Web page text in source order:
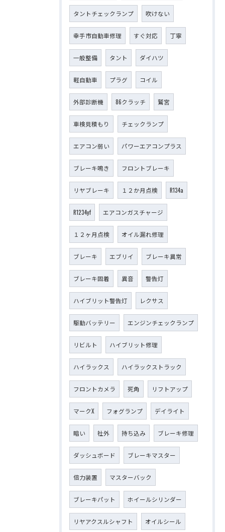
タントチェックランプ 吹けない
幸手市自動車修理 すぐ対応 丁寧
一般整備 タント ダイハツ
軽自動車 プラグ コイル
外部診断機 86クラッチ 鷲宮
車検見積もり チェックランプ
エアコン弱い パワーエアコンプラス
ブレーキ鳴き フロントブレーキ
リヤブレーキ １２か月点検 R134a
R1234yf エアコンガスチャージ
１２ヶ月点検 オイル漏れ修理
ブレーキ エブリイ ブレーキ異常
ブレーキ固着 異音 警告灯
ハイブリット警告灯 レクサス
駆動バッテリー エンジンチェックランプ
リビルト ハイブリット修理
ハイラックス ハイラックストラック
フロントカメラ 死角 リフトアップ
マークX フォグランプ デイライト
暗い 社外 持ち込み ブレーキ修理
ダッシュボード ブレーキマスター
倍力装置 マスターバック
ブレーキパット ホイールシリンダー
リヤアクスルシャフト オイルシール